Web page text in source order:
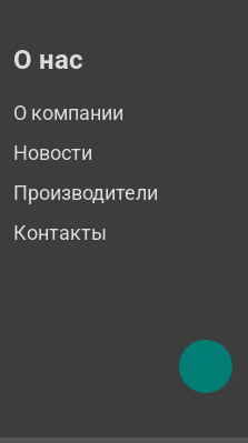
О нас
О компании
Новости
Производители
Контакты